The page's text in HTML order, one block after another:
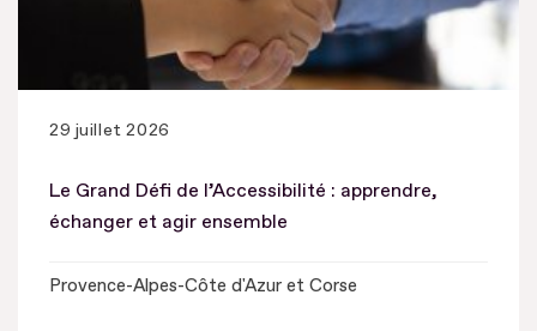
29 juillet 2026
Le Grand Défi de l’Accessibilité : apprendre,
échanger et agir ensemble
Provence-Alpes-Côte d'Azur et Corse